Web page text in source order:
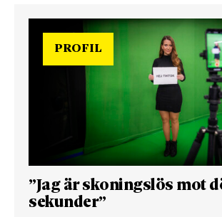
PROFIL
”Jag är skoningslös mot
sekunder”